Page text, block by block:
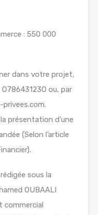
: 550 000
dans votre projet,
ou, par
privees.com.
présentation d’une
(Selon l’article
sous la
OUBAALI
commercial